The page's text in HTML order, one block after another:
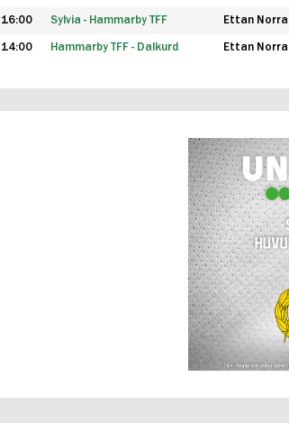
16:00 Sylvia - Hammarby TFF Ettan Norra
14:00 Hammarby TFF - Dalkurd Ettan Norra